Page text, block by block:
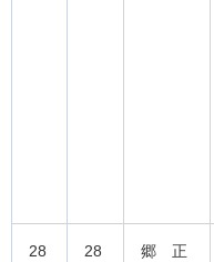
28 28
郷 正